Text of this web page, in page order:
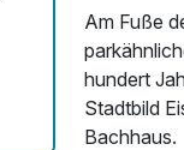
Am Fuße
hundert
Stadtbild
Bachhaus.